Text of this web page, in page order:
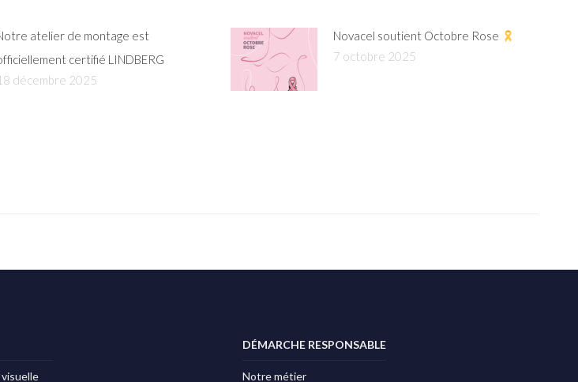
atelier de montage est
certifié LINDBERG
décembre 2025
Novacel soutient Octobre Rose
7 octobre 2025
DÉMARCHE RESPONSABLE
Notre métier